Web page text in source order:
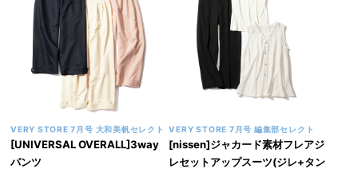
VERY STORE 7月号 大和美帆セレクト
[UNIVERSAL OVERALL]3way
パンツ
VERY STORE 7月号 編集部セレクト
[nissen]ジャカード素材フレアジ
レセットアップスーツ(ジレ+タン